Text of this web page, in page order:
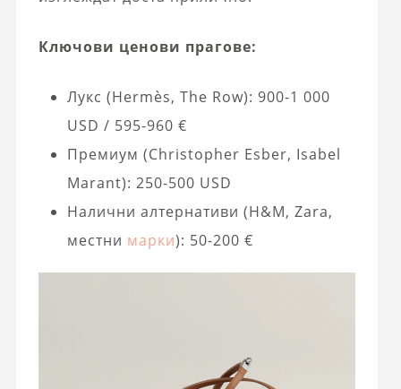
Ключови ценови прагове:
Лукс (Hermès, The Row): 900-1 000
USD / 595-960 €
Премиум (Christopher Esber, Isabel
Marant): 250-500 USD
Налични алтернативи (H&M, Zara,
местни марки): 50-200 €